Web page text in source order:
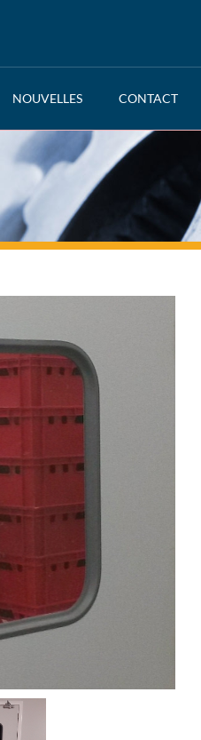
NOUVELLES CONTACT